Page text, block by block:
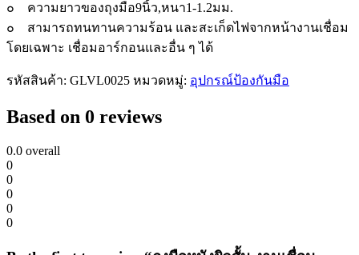
๐ ความยาวของถุงมือ9นิ้ว,หนา1-1.2มม.
๐ สามารถทนทานความร้อน และสะเก็ดไฟจากหน้างานเชื่อม
โดยเฉพาะ เชื่อมอาร์กอนและอื่น ๆ ได้
รหัสสินค้า: GLVL0025 หมวดหมู่: อุปกรณ์ป้องกันมือ
Based on 0 reviews
0.0 overall
0
0
0
0
0